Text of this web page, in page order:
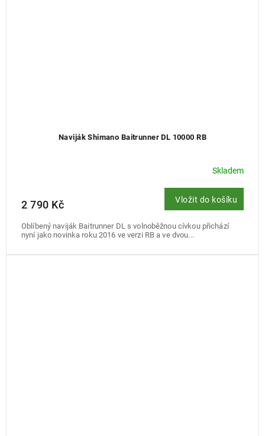
Naviják Shimano Baitrunner DL 10000 RB
Skladem
2 790 Kč Vložit do košíku
Oblíbený naviják Baitrunner DL s volnoběžnou cívkou přichází
nyní jako novinka roku 2016 ve verzi RB a ve dvou...